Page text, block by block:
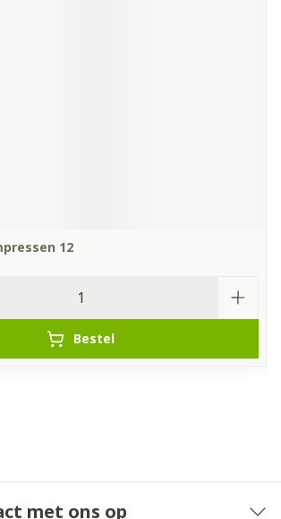
12
Bestel
met ons op